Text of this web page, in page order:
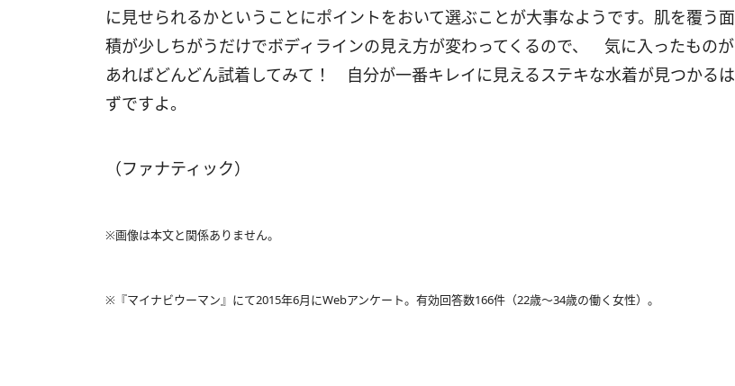
に見せられるかということにポイントをおいて選ぶことが大事なようです。肌を覆う面
積が少しちがうだけでボディラインの見え方が変わってくるので、 気に入ったものが
あればどんどん試着してみて！ 自分が一番キレイに見えるステキな水着が見つかるは
ずですよ。
（ファナティック）
※画像は本文と関係ありません。
※『マイナビウーマン』にて2015年6月にWebアンケート。有効回答数166件（22歳～34歳の働く女性）。